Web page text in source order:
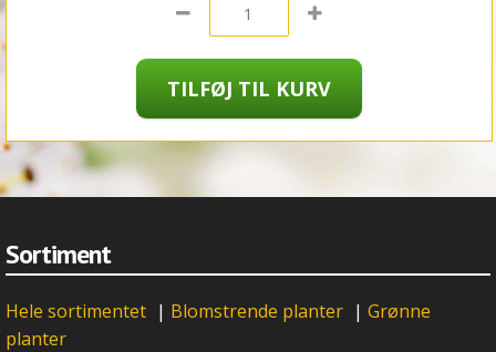
Sortiment
Hele sortimentet | Blomstrende planter | Grønne
planter